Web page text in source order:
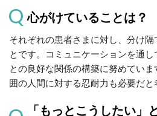
心がけていることは？
それぞれの患者さまに対し、分け隔
とです。コミュニケーションを通
との良好な関係の構築に努めてい
囲の人間に対する忍耐力も必要だと
「もっとこうしたい」